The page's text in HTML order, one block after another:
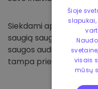
Siekdami apsaugoti
saugią saugyklą
saugos auditus. Dėl
tampa prieglobsčiu ir
Šioje
visais
mūsų